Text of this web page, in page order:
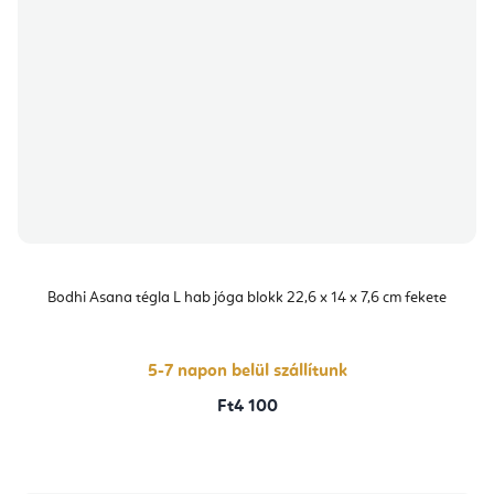
Bodhi Asana tégla L hab jóga blokk 22,6 x 14 x 7,6 cm fekete
5-7 napon belül szállítunk
Ft4 100